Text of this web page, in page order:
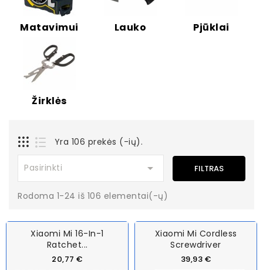
Matavimui Lauko Pjūklai
Žirklės
Yra 106 prekės (-ių).
Pasirinkti  FILTRAS
Rodoma 1-24 iš 106 elementai(-ų)
Xiaomi Mi 16-In-1
Ratchet...
20,77 €
Xiaomi Mi Cordless
Screwdriver
39,93 €